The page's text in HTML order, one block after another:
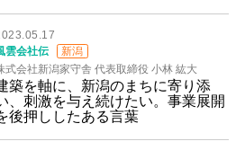
雲会社伝
新潟
式会社新潟家守舎 代表取締役 小林 紘大
築を軸に、新潟のまちに寄り添
、刺激を与え続けたい。事業展開
後押ししたある言葉